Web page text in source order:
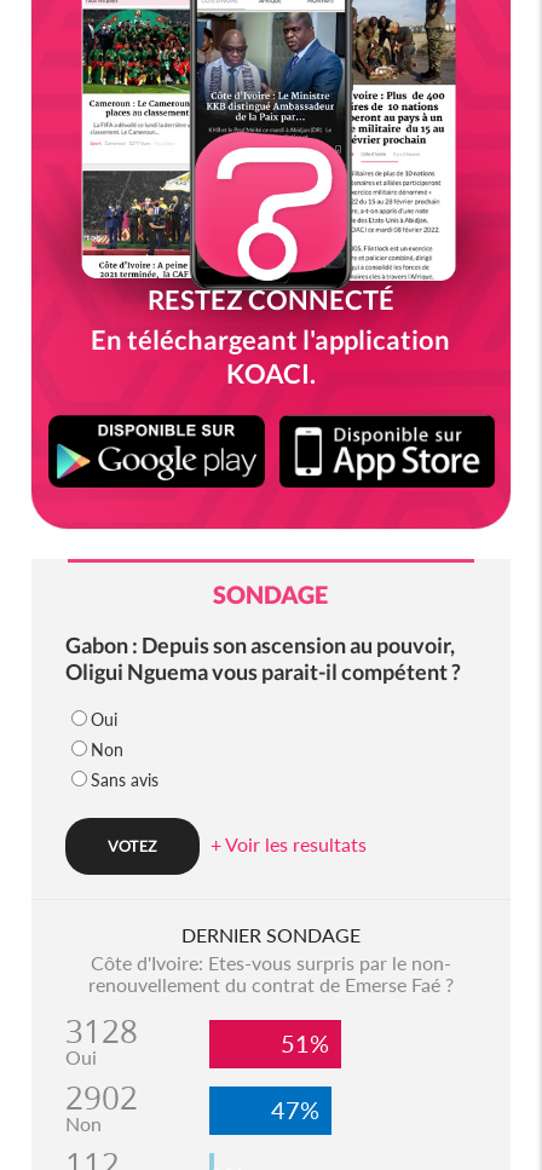
RESTEZ CONNECTÉ
En téléchargeant l'application
KOACI.
SONDAGE
Gabon : Depuis son ascension au pouvoir,
Oligui Nguema vous parait-il compétent ?
Oui
Non
Sans avis
+ Voir les resultats
DERNIER SONDAGE
Côte d'Ivoire: Etes-vous surpris par le non-
renouvellement du contrat de Emerse Faé ?
3128
Oui 51%
2902
Non 47%